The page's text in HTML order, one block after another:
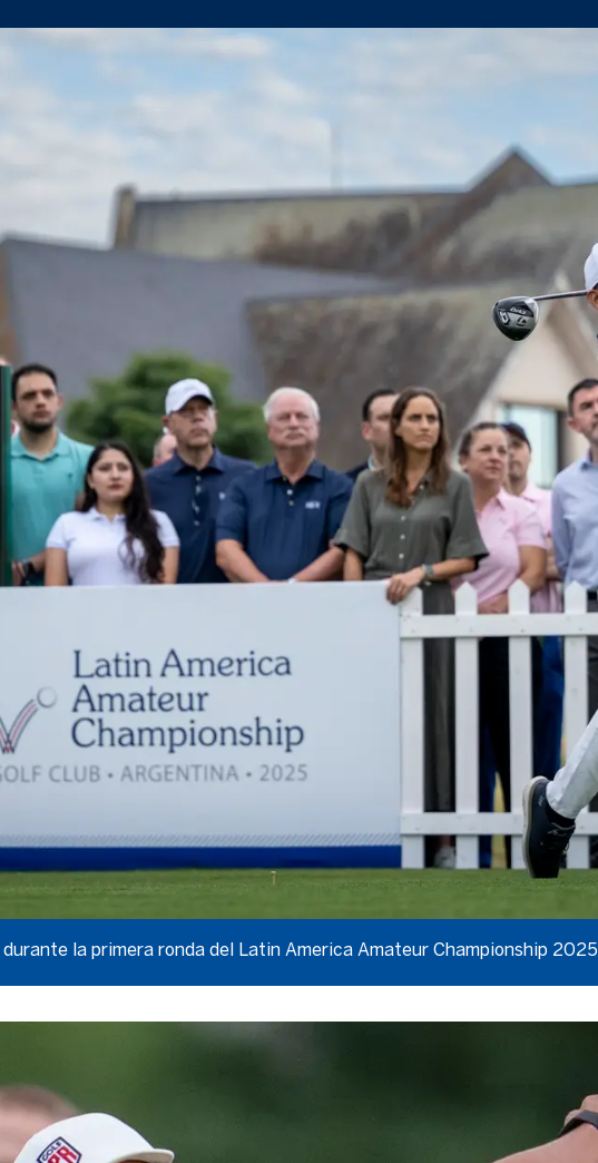
la primera ronda del Latin America Amateur Championship 2025